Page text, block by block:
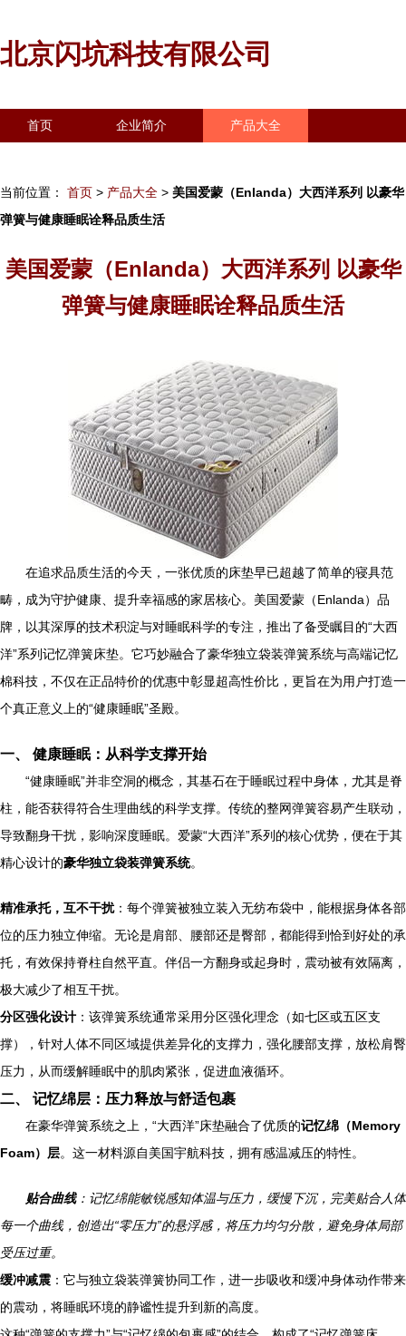
北京闪坑科技有限公司
首页 企业简介 产品大全
当前位置： 首页 > 产品大全 > 美国爱蒙（Enlanda）大西洋系列 以豪华
弹簧与健康睡眠诠释品质生活
美国爱蒙（Enlanda）大西洋系列 以豪华
弹簧与健康睡眠诠释品质生活
在追求品质生活的今天，一张优质的床垫早已超越了简单的寝具范
畴，成为守护健康、提升幸福感的家居核心。美国爱蒙（Enlanda）品
牌，以其深厚的技术积淀与对睡眠科学的专注，推出了备受瞩目的“大西
洋”系列记忆弹簧床垫。它巧妙融合了豪华独立袋装弹簧系统与高端记忆
棉科技，不仅在正品特价的优惠中彰显超高性价比，更旨在为用户打造一
个真正意义上的“健康睡眠”圣殿。
一、 健康睡眠：从科学支撑开始
“健康睡眠”并非空洞的概念，其基石在于睡眠过程中身体，尤其是脊
柱，能否获得符合生理曲线的科学支撑。传统的整网弹簧容易产生联动，
导致翻身干扰，影响深度睡眠。爱蒙“大西洋”系列的核心优势，便在于其
精心设计的豪华独立袋装弹簧系统。
精准承托，互不干扰：每个弹簧被独立装入无纺布袋中，能根据身体各部
位的压力独立伸缩。无论是肩部、腰部还是臀部，都能得到恰到好处的承
托，有效保持脊柱自然平直。伴侣一方翻身或起身时，震动被有效隔离，
极大减少了相互干扰。
分区强化设计 ：该弹簧系统通常采用分区强化理念（如七区或五区支
撑），针对人体不同区域提供差异化的支撑力，强化腰部支撑，放松肩臀
压力，从而缓解睡眠中的肌肉紧张，促进血液循环。
二、 记忆绵层：压力释放与舒适包裹
在豪华弹簧系统之上，“大西洋”床垫融合了优质的记忆绵（Memory
Foam）层。这一材料源自美国宇航科技，拥有感温减压的特性。
贴合曲线：记忆绵能敏锐感知体温与压力，缓慢下沉，完美贴合人体
每一个曲线，创造出“零压力”的悬浮感，将压力均匀分散，避免身体局部
受压过重。
缓冲减震 ：它与独立袋装弹簧协同工作，进一步吸收和缓冲身体动作带来
的震动，将睡眠环境的静谧性提升到新的高度。